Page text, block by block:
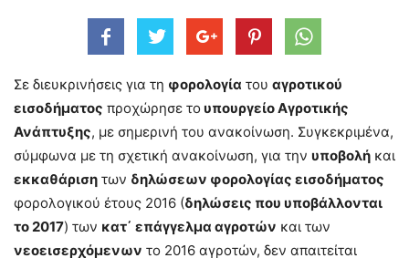
Σε διευκρινήσεις για τη φορολογία του αγροτικού
εισοδήματος προχώρησε το υπουργείο Αγροτικής
Ανάπτυξης, με σημερινή του ανακοίνωση. Συγκεκριμένα,
σύμφωνα με τη σχετική ανακοίνωση, για την υποβολή και
εκκαθάριση των δηλώσεων φορολογίας εισοδήματος
φορολογικού έτους 2016 (δηλώσεις που υποβάλλονται
το 2017) των κατ΄ επάγγελμα αγροτών και των
νεοεισερχόμενων το 2016 αγροτών, δεν απαιτείται